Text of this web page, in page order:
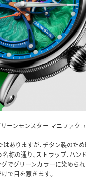
ーンモンスター マニファク
ありますが、チタン製のため
名称の通り、ストラップ、ハ
でグリーンカラーに染めら
で目を惹きます。